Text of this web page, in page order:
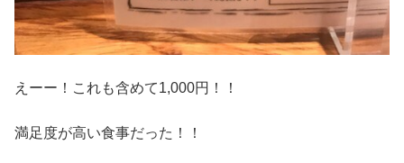
えーー！これも含めて1,000円！！
満足度が高い食事だった！！